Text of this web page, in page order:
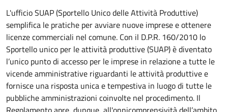
L'ufficio SUAP (Sportello Unico delle Attività Produttive)
semplifica le pratiche per avviare nuove imprese e ottenere
licenze commerciali nel comune. Con il D.P.R. 160/2010 lo
Sportello unico per le attività produttive (SUAP) è diventato
l’unico punto di accesso per le imprese in relazione a tutte le
vicende amministrative riguardanti le attività produttive e
fornisce una risposta unica e tempestiva in luogo di tutte le
pubbliche amministrazioni coinvolte nel procedimento. Il